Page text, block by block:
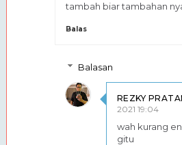
tambah biar tambahan
Balas
Balasan
REZKY
2021 19:04
wah kurang
gitu